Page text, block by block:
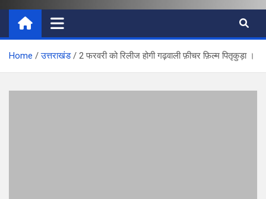
Home उत्तराखंड 2 फरवरी को रिलीज होगी गढ़वाली फ़ीचर फ़िल्म पितृकुड़ा ।